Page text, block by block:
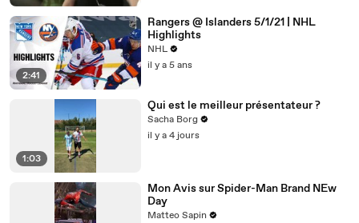
2:41
Rangers @ Islanders 5/1/21 | NHL
Highlights
NHL
il y a 5 ans
1:03
Qui est le meilleur présentateur ?
Sacha Borg
il y a 4 jours
Mon Avis sur Spider-Man Brand NEw
Day
Matteo Sapin